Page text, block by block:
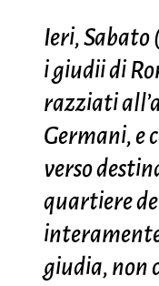
Ieri,
i giudii di
razziati
Germani, e
verso
quartiere
giudia, non